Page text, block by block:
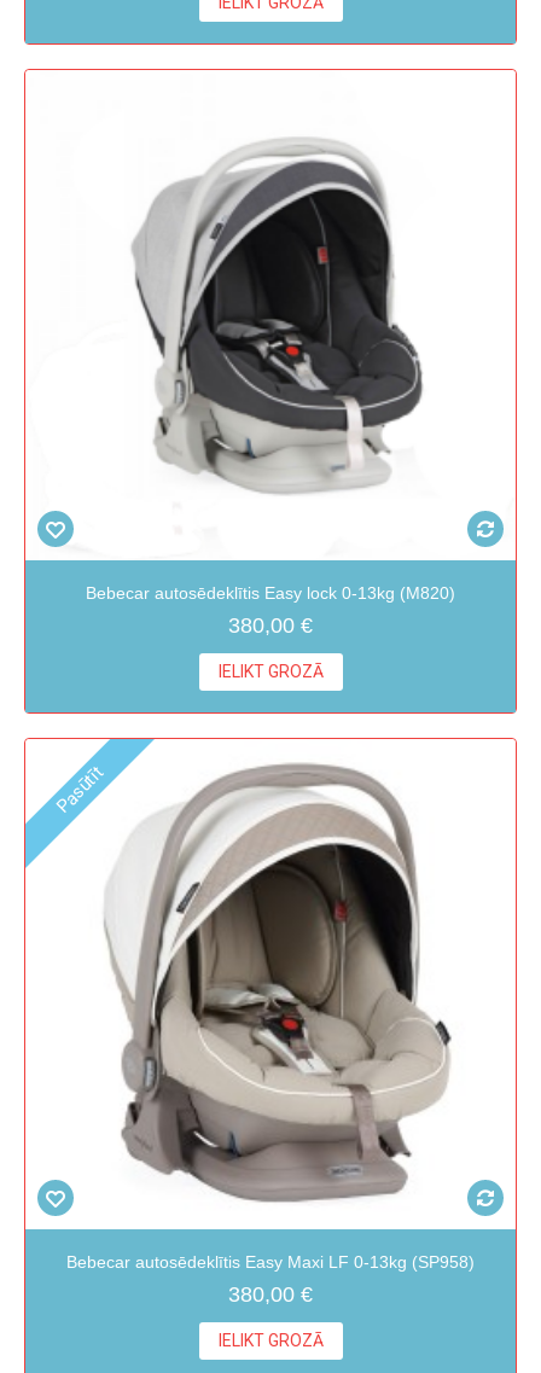
Bebecar autosēdeklītis Easy lock 0-13kg (M820)
380,00 €
IELIKT GROZĀ
Pasūtīt
Bebecar autosēdeklītis Easy Maxi LF 0-13kg (SP958)
380,00 €
IELIKT GROZĀ